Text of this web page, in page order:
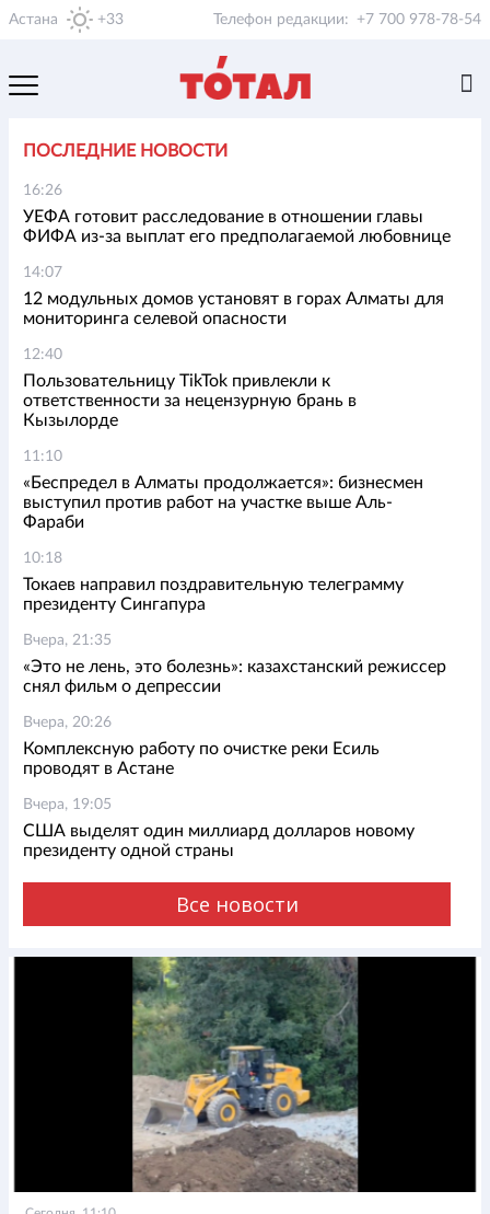
Астана +33 Телефон редакции: +7 700 978-78-54
ПОСЛЕДНИЕ НОВОСТИ
16:26
УЕФА готовит расследование в отношении главы
ФИФА из-за выплат его предполагаемой любовнице
14:07
12 модульных домов установят в горах Алматы для
мониторинга селевой опасности
12:40
Пользовательницу TikTok привлекли к
ответственности за нецензурную брань в
Кызылорде
11:10
«Беспредел в Алматы продолжается»: бизнесмен
выступил против работ на участке выше Аль-
Фараби
10:18
Токаев направил поздравительную телеграмму
президенту Сингапура
Вчера, 21:35
«Это не лень, это болезнь»: казахстанский режиссер
снял фильм о депрессии
Вчера, 20:26
Комплексную работу по очистке реки Есиль
проводят в Астане
Вчера, 19:05
США выделят один миллиард долларов новому
президенту одной страны
Все новости